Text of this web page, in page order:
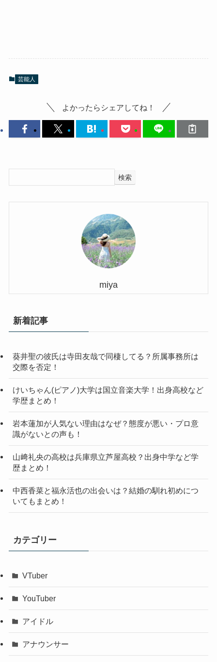
芸能人
よかったらシェアしてね！
検索
miya
新着記事
葵井聖の彼氏は寺田友哉で同棲してる？所属事務所は
交際を否定！
けいちゃん(ピアノ)大学は国立音楽大学！出身高校など
学歴まとめ！
岩本蓮加が人気ない理由はなぜ？態度が悪い・プロ意
識がないとの声も！
山﨑礼央の高校は兵庫県立芦屋高校？出身中学など学
歴まとめ！
中西香菜と福永活也の出会いは？結婚の馴れ初めにつ
いてもまとめ！
カテゴリー
VTuber
YouTuber
アイドル
アナウンサー